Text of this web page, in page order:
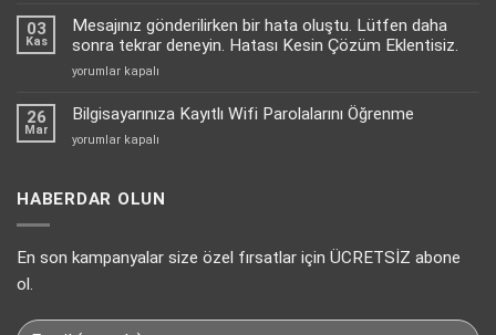
için
E-
için
uygun
için
03
Kas
Mesajınız gönderilirken bir hata oluştu. Lütfen daha
sonra tekrar deneyin. Hatası Kesin Çözüm Eklentisiz.
Mesajınız
bir
hata
oluştu.
sonra
Hatası
yorumlar kapalı
26
Mar
Bilgisayarınıza Kayıtlı Wifi Parolalarını Öğrenme
Bilgisayarınıza
Parolalarını
yorumlar kapalı
HABERDAR OLUN
En son kampanyalar size özel fırsatlar için ÜCRETSİZ abone
ol.